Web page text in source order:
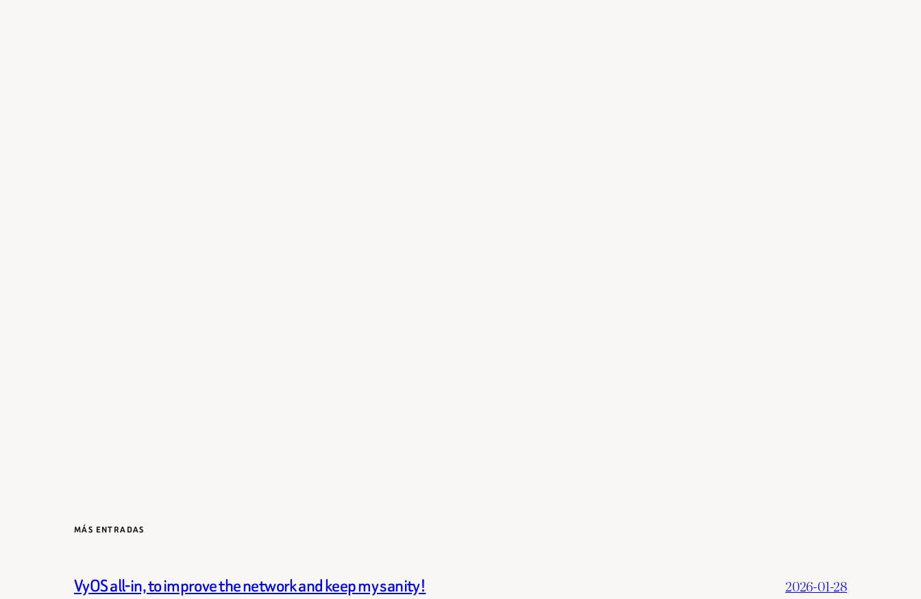
MÁS ENTRADAS
VyOS all-in, to improve the network and keep my sanity! 2026-01-28